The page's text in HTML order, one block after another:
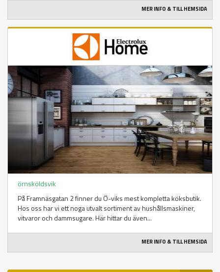
MER INFO & TILL HEMSIDA
örnsköldsvik
På Framnäsgatan 2 finner du Ö-viks mest kompletta köksbutik.
Hos oss har vi ett noga utvalt sortiment av hushållsmaskiner,
vitvaror och dammsugare. Här hittar du även...
MER INFO & TILL HEMSIDA